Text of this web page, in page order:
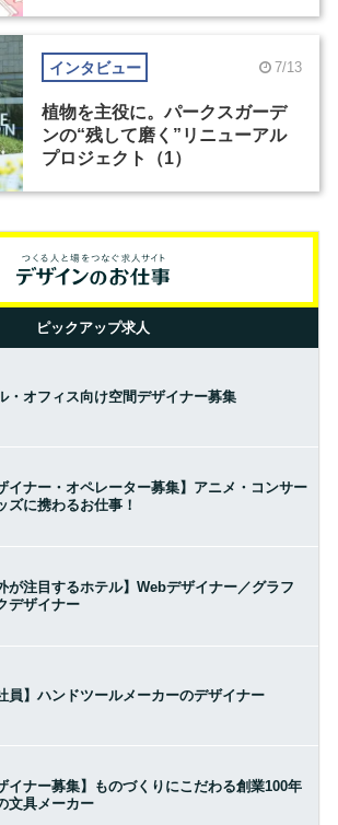
インタビュー 7/13
植物を主役に。パークスガーデ
ンの“残して磨く”リニューアル
プロジェクト（1）
ピックアップ求人
・オフィス向け空間デザイナー募集
イナー・オペレーター募集】アニメ・コンサー
ズに携わるお仕事！
が注目するホテル】Webデザイナー／グラフ
デザイナー
員】ハンドツールメーカーのデザイナー
イナー募集】ものづくりにこだわる創業100年
文具メーカー